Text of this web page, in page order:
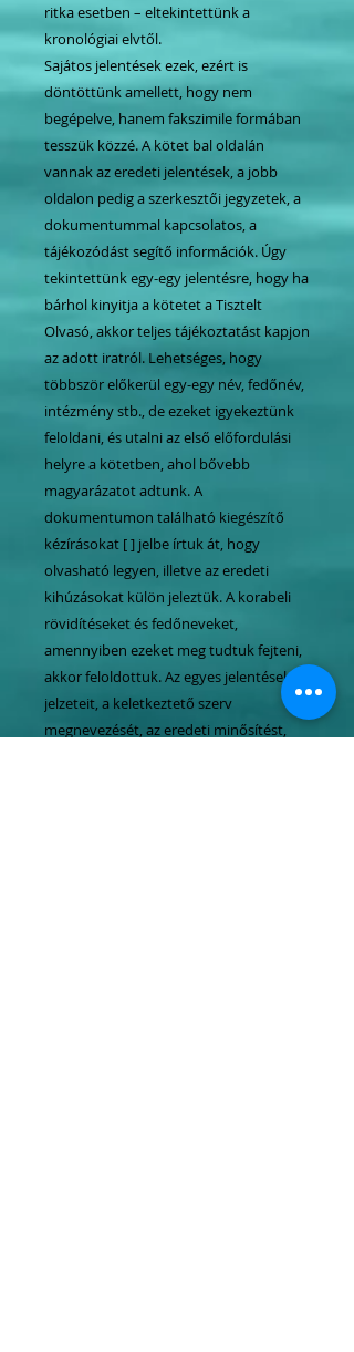
ritka esetben – eltekintettünk a
kronológiai elvtől.
Sajátos jelentések ezek, ezért is
döntöttünk amellett, hogy nem
begépelve, hanem fakszimile formában
tesszük közzé. A kötet bal oldalán
vannak az eredeti jelentések, a jobb
oldalon pedig a szerkesztői jegyzetek, a
dokumentummal kapcsolatos, a
tájékozódást segítő információk. Úgy
tekintettünk egy-egy jelentésre, hogy ha
bárhol kinyitja a kötetet a Tisztelt
Olvasó, akkor teljes tájékoztatást kapjon
az adott iratról. Lehetséges, hogy
többször előkerül egy-egy név, fedőnév,
intézmény stb., de ezeket igyekeztünk
feloldani, és utalni az első előfordulási
helyre a kötetben, ahol bővebb
magyarázatot adtunk. A
dokumentumon található kiegészítő
kézírásokat [ ] jelbe írtuk át, hogy
olvasható legyen, illetve az eredeti
kihúzásokat külön jeleztük. A korabeli
rövidítéseket és fedőneveket,
amennyiben ezeket meg tudtuk fejteni,
akkor feloldottuk. Az egyes jelentések
jelzeteit, a keletkeztető szerv
megnevezését, az eredeti minősítést,